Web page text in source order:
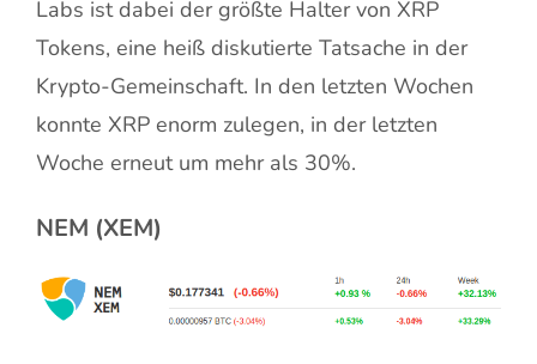
Labs ist dabei der größte Halter von XRP
Tokens, eine heiß diskutierte Tatsache in der
Krypto-Gemeinschaft. In den letzten Wochen
konnte XRP enorm zulegen, in der letzten
Woche erneut um mehr als 30%.
NEM (XEM)